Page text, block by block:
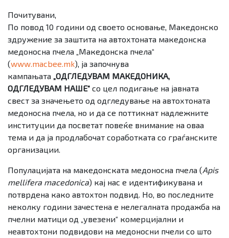
Почитувани,
По повод 10 години од своето основање, Македонско
здружение за заштита на автохтоната македонска
медоносна пчела „Македонска пчела“
(www.macbee.mk), ја започнува
кампањата „ОДГЛЕДУВАМ МАКЕДОНИКА,
ОДГЛЕДУВАМ НАШЕ“ со цел подигање на јавната
свест за значењето од одгледување на автохтоната
медоносна пчела, но и да се поттикнат надлежните
институции да посветат повеќе внимание на оваа
тема и да ја продлабочат соработката со граѓанските
организации.
Популацијата на македонската медоносна пчела (Apis
mellifera macedonica) кај нас е идентификувана и
потврдена како автохтон подвид. Но, во последните
неколку години зачестена е нелегалната продажба на
пчелни матици од „увезени“ комерцијални и
неавтохтони подвидови на медоносни пчели со што